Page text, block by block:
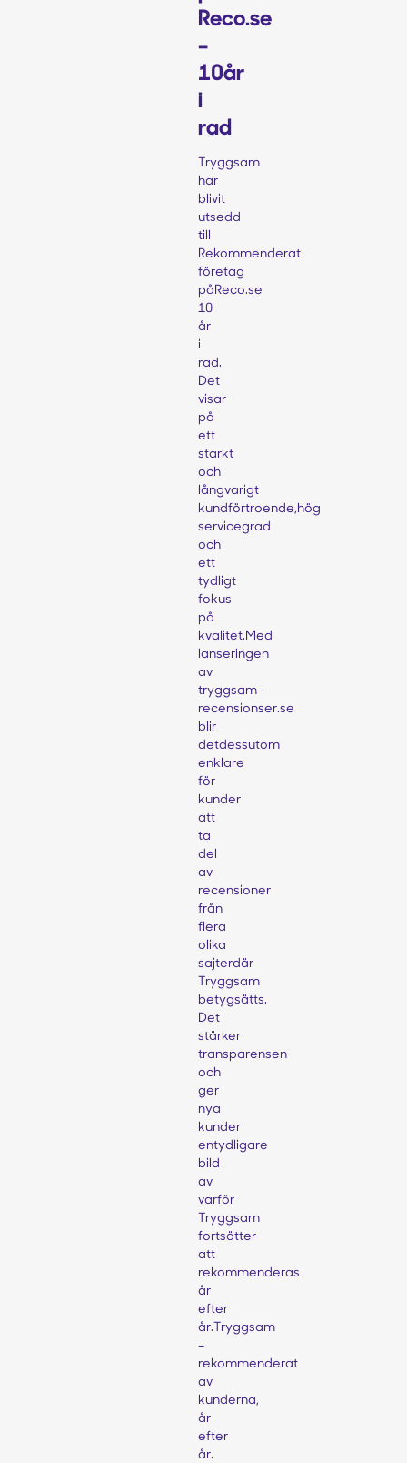
Reco.se
–
10år
i
rad
Tryggsam
har
blivit
utsedd
till
Rekommenderat
företag
påReco.se
10
år
i
rad.
Det
visar
på
ett
starkt
och
långvarigt
kundförtroende,hög
servicegrad
och
ett
tydligt
fokus
på
kvalitet.Med
lanseringen
av
tryggsam-
recensionser.se
blir
detdessutom
enklare
för
kunder
att
ta
del
av
recensioner
från
flera
olika
sajterdär
Tryggsam
betygsätts.
Det
stärker
transparensen
och
ger
nya
kunder
entydligare
bild
av
varför
Tryggsam
fortsätter
att
rekommenderas
år
efter
år.Tryggsam
–
rekommenderat
av
kunderna,
år
efter
år.‍